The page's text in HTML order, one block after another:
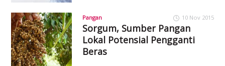
Pangan 10 Nov 2015
Sorgum, Sumber Pangan
Lokal Potensial Pengganti
Beras